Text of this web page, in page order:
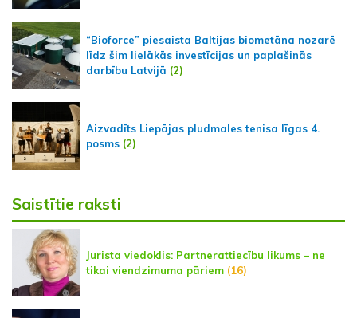
“Bioforce” piesaista Baltijas biometāna nozarē
līdz šim lielākās investīcijas un paplašinās
darbību Latvijā (2)
Aizvadīts Liepājas pludmales tenisa līgas 4.
posms (2)
Saistītie raksti
Jurista viedoklis: Partnerattiecību likums – ne
tikai viendzimuma pāriem (16)